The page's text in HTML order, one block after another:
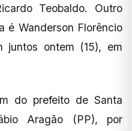
Teobaldo. Outro
é Wanderson Florêncio
juntos ontem (15), em
do prefeito de Santa
Aragão (PP), por